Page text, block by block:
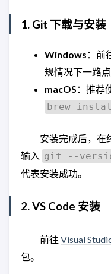
1. Git 下载与安装
Windows ：前
规情况下一路
macOS ：推荐
brew
安装完成后，在
输入 git --
代表安装成功。
2. VS Code 安装
前往 Visual
包。